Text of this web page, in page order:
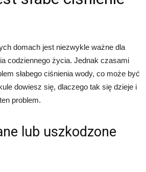
domach jest niezwykle ważne dla
codziennego życia. Jednak czasami
słabego ciśnienia wody, co może być
dowiesz się, dlaczego tak się dzieje i
problem.
lub uszkodzone